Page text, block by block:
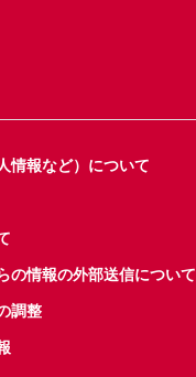
情報など）について
の情報の外部送信について
調整